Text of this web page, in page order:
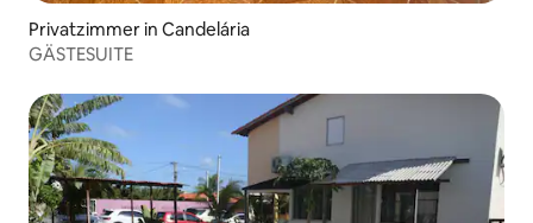
Privatzimmer in Candelária
GÄSTESUITE